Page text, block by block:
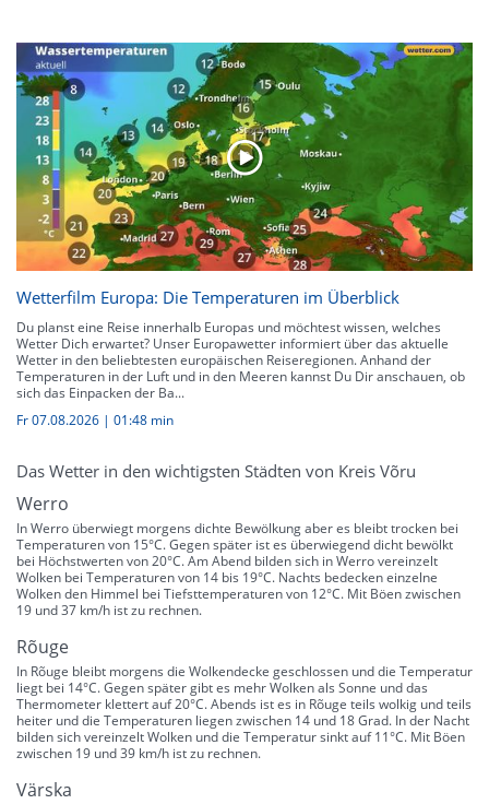
Wetterfilm Europa: Die Temperaturen im Überblick
Du planst eine Reise innerhalb Europas und möchtest wissen, welches
Wetter Dich erwartet? Unser Europawetter informiert über das aktuelle
Wetter in den beliebtesten europäischen Reiseregionen. Anhand der
Temperaturen in der Luft und in den Meeren kannst Du Dir anschauen, ob
sich das Einpacken der Ba...
Fr 07.08.2026 | 01:48 min
Das Wetter in den wichtigsten Städten von Kreis Võru
Werro
In Werro überwiegt morgens dichte Bewölkung aber es bleibt trocken bei
Temperaturen von 15°C. Gegen später ist es überwiegend dicht bewölkt
bei Höchstwerten von 20°C. Am Abend bilden sich in Werro vereinzelt
Wolken bei Temperaturen von 14 bis 19°C. Nachts bedecken einzelne
Wolken den Himmel bei Tiefsttemperaturen von 12°C. Mit Böen zwischen
19 und 37 km/h ist zu rechnen.
Rõuge
In Rõuge bleibt morgens die Wolkendecke geschlossen und die Temperatur
liegt bei 14°C. Gegen später gibt es mehr Wolken als Sonne und das
Thermometer klettert auf 20°C. Abends ist es in Rõuge teils wolkig und teils
heiter und die Temperaturen liegen zwischen 14 und 18 Grad. In der Nacht
bilden sich vereinzelt Wolken und die Temperatur sinkt auf 11°C. Mit Böen
zwischen 19 und 39 km/h ist zu rechnen.
Värska